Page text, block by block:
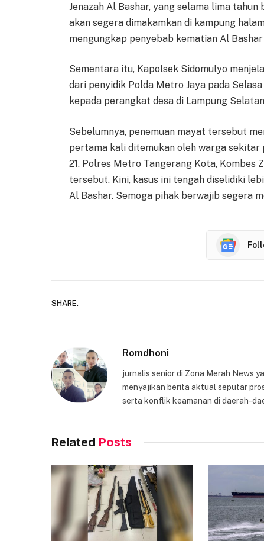
Jenazah Al Bashar, yang selama lima
akan segera dimakamkan di kampung
mengungkap penyebab kematian Al
Sementara itu, Kapolsek Sidomulyo
dari penyidik Polda Metro Jaya pada
kepada perangkat desa di Lampung
Sebelumnya, penemuan mayat tersebut
pertama kali ditemukan oleh warga sekitar
21. Polres Metro Tangerang Kota, Kombes
tersebut. Kini, kasus ini tengah diselidiki
Al Bashar. Semoga pihak berwajib segera
SHARE.
Romdhoni
jurnalis senior di Zona Merah News
menyajikan berita aktual seputar
serta konflik keamanan di daerah-
Related Posts